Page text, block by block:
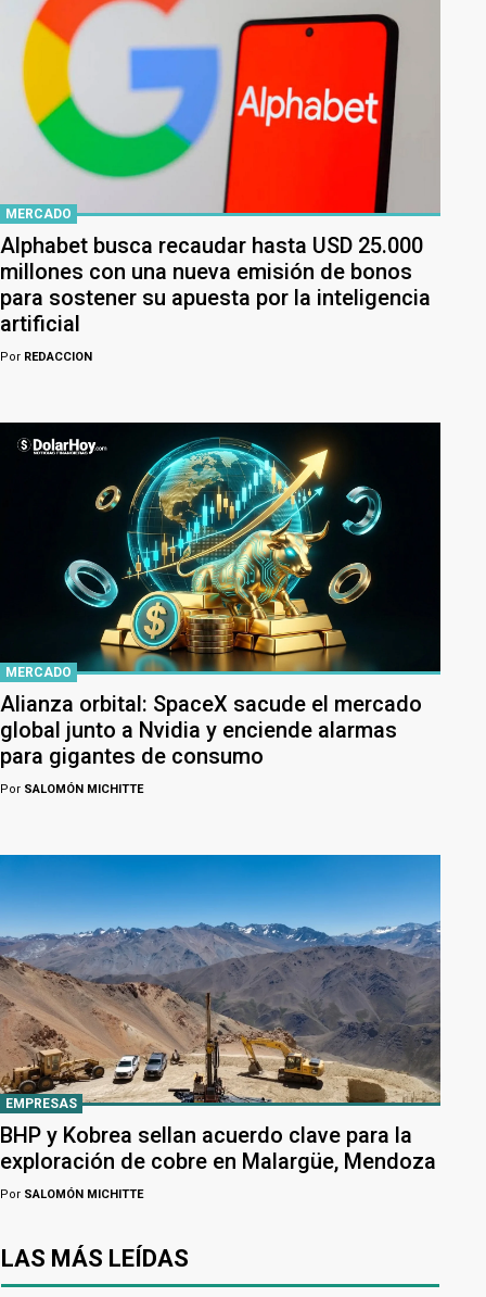
MERCADO
Alphabet busca recaudar hasta USD 25.000
millones con una nueva emisión de bonos
para sostener su apuesta por la inteligencia
artificial
Por REDACCION
MERCADO
Alianza orbital: SpaceX sacude el mercado
global junto a Nvidia y enciende alarmas
para gigantes de consumo
Por SALOMÓN MICHITTE
EMPRESAS
BHP y Kobrea sellan acuerdo clave para la
exploración de cobre en Malargüe, Mendoza
Por SALOMÓN MICHITTE
LAS MÁS LEÍDAS